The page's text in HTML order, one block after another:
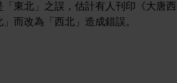
東北」之誤，估計有人刊印《大唐西
而改為「西北」造成錯誤。